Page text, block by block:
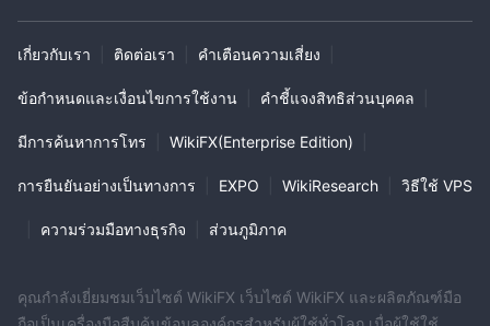
เกี่ยวกับเรา ติดต่อเรา คำเตือนความเสี่ยง
ข้อกำหนดและเงื่อนไขการใช้งาน คำชี้แจงสิทธิส่วนบุคคล
มีการค้นหาการโทร WikiFX(Enterprise Edition)
การยืนยันอย่างเป็นทางการ EXPO WikiResearch วิธีใช้ VPS
ความร่วมมือทางธุรกิจ ส่วนภูมิภาค
คุณกำลังเยี่ยมชมเว็บไซต์ WikiFX เว็บไซต์ WikiFX และผลิตภัณฑ์มือ